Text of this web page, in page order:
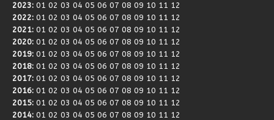
2023: 01 02 03 04 05 06 07 08 09 10 11 12
2022: 01 02 03 04 05 06 07 08 09 10 11 12
2021: 01 02 03 04 05 06 07 08 09 10 11 12
2020: 01 02 03 04 05 06 07 08 09 10 11 12
2019: 01 02 03 04 05 06 07 08 09 10 11 12
2018: 01 02 03 04 05 06 07 08 09 10 11 12
2017: 01 02 03 04 05 06 07 08 09 10 11 12
2016: 01 02 03 04 05 06 07 08 09 10 11 12
2015: 01 02 03 04 05 06 07 08 09 10 11 12
2014: 01 02 03 04 05 06 07 08 09 10 11 12